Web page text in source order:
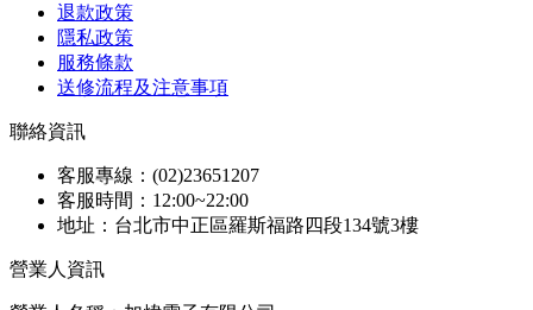
退款政策
隱私政策
服務條款
送修流程及注意事項
聯絡資訊
客服專線：(02)23651207
客服時間：12:00~22:00
地址：台北市中正區羅斯福路四段134號3樓
營業人資訊